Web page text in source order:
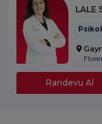
LALE
Randevu Al